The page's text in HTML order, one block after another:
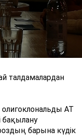
талдамалардан
АТ
бақылану
барына күдік